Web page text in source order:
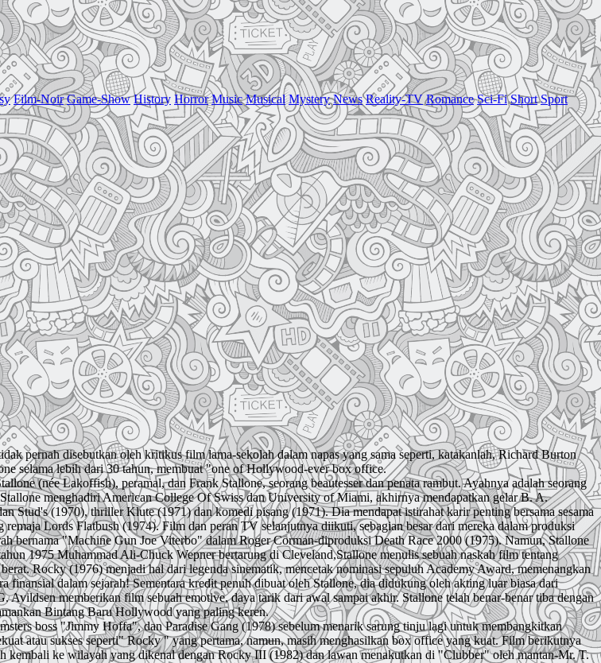
Film-Noir Game-Show History Horror Music Musical Mystery News Reality-TV Romance Sci-Fi Short Sport
pernah disebutkan oleh kritikus film lama-sekolah dalam napas yang sama seperti, katakanlah, Richard Burton
selama lebih dari 30 tahun, membuat "one of Hollywood-ever box office.
(née Lakoffish), peramal, dan Frank Stallone, seorang beautesser dan penata rambut. Ayahnya adalah seorang
menghadiri American College Of Swiss dan University of Miami, akhirnya mendapatkan gelar B. A.
(1970), thriller Klute (1971) dan komedi pisang (1971). Dia mendapat istirahat karir penting bersama sesama
Lords Flatbush (1974). Film dan peran TV selanjutnya diikuti, sebagian besar dari mereka dalam produksi
bernama "Machine Gun Joe Viterbo" dalam Roger Corman-diproduksi Death Race 2000 (1975). Namun, Stallone
1975 Muhammad Ali-Chuck Wepner bertarung di Cleveland,Stallone menulis sebuah naskah film tentang
Rocky (1976) menjadi hal dari legenda sinematik, mencetak nominasi sepuluh Academy Award, memenangkan
finansial dalam sejarah! Sementara kredit penuh dibuat oleh Stallone, dia didukung oleh akting luar biasa dari
memberikan film sebuah emotive, daya tarik dari awal sampai akhir. Stallone telah benar-benar tiba dengan
Bintang Baru Hollywood yang paling keren.
boss "Jimmy Hoffa", dan Paradise Gang (1978) sebelum menarik sarung tinju lagi untuk membangkitkan
atau sukses seperti" Rocky " yang pertama, namun, masih menghasilkan box office yang kuat. Film berikutnya
kembali ke wilayah yang dikenal dengan Rocky III (1982) dan lawan menakutkan di "Clubber" oleh mantan-Mr. T.